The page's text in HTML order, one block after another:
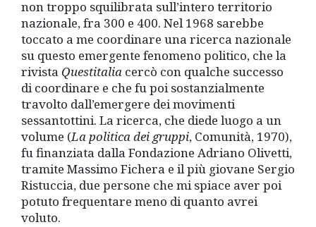
non troppo squilibrata sull’intero territorio
nazionale, fra 300 e 400. Nel 1968 sarebbe
toccato a me coordinare una ricerca nazionale
su questo emergente fenomeno politico, che la
rivista Questitalia cercò con qualche successo
di coordinare e che fu poi sostanzialmente
travolto dall’emergere dei movimenti
sessantottini. La ricerca, che diede luogo a un
volume (La politica dei gruppi, Comunità, 1970),
fu finanziata dalla Fondazione Adriano Olivetti,
tramite Massimo Fichera e il più giovane Sergio
Ristuccia, due persone che mi spiace aver poi
potuto frequentare meno di quanto avrei
voluto.